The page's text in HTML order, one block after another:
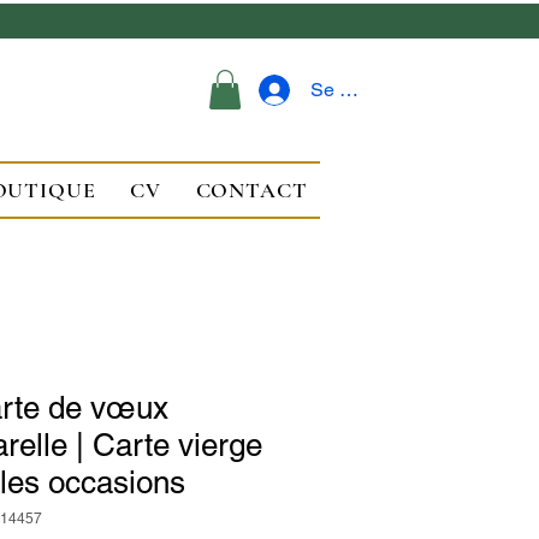
Se connecter
CV CONTACT
de vœux
| Carte vierge
occasions